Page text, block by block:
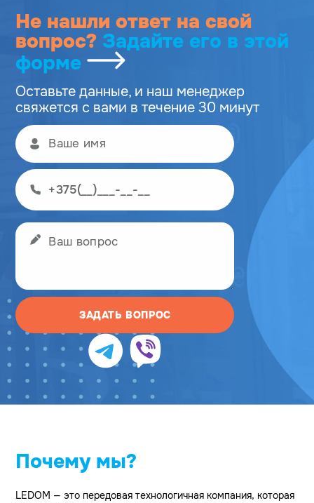
Не нашли ответ на свой
вопрос? Задайте его в этой
форме
Оставьте данные, и наш менеджер
свяжется с вами в течение 30 минут
ЗАДАТЬ ВОПРОС
Почему мы?
LEDOM — это передовая технологичная компания, которая